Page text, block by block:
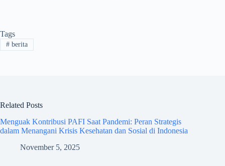
Tags
#berita
Related Posts
Menguak Kontribusi PAFI Saat Pandemi: Peran Strategis
dalam Menangani Krisis Kesehatan dan Sosial di Indonesia
November 5, 2025